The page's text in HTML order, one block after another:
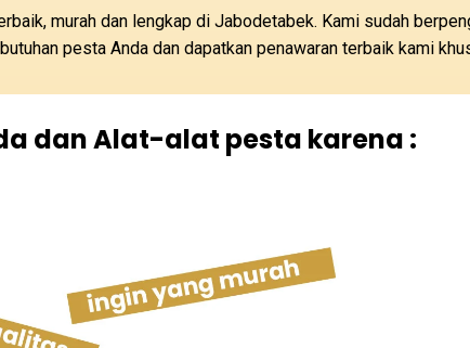
murah dan lengkap di Jabodetabek. Kami sudah
pesta Anda dan dapatkan penawaran terbaik kami
dan Alat-alat pesta karena :